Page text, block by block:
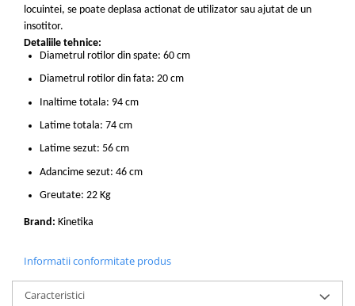
locuintei, se poate deplasa actionat de utilizator sau ajutat de un
insotitor.
Detaliile tehnice:
Diametrul rotilor din spate: 60 cm
Diametrul rotilor din fata: 20 cm
Inaltime totala: 94 cm
Latime totala: 74 cm
Latime sezut: 56 cm
Adancime sezut: 46 cm
Greutate: 22 Kg
Brand: Kinetika
Informatii conformitate produs
Caracteristici